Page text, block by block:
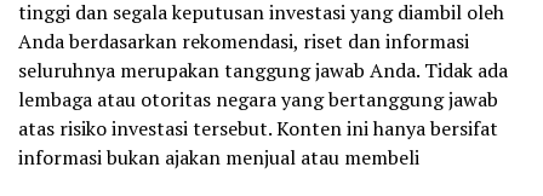
tinggi dan segala keputusan investasi yang diambil oleh
Anda berdasarkan rekomendasi, riset dan informasi
seluruhnya merupakan tanggung jawab Anda. Tidak ada
lembaga atau otoritas negara yang bertanggung jawab
atas risiko investasi tersebut. Konten ini hanya bersifat
informasi bukan ajakan menjual atau membeli